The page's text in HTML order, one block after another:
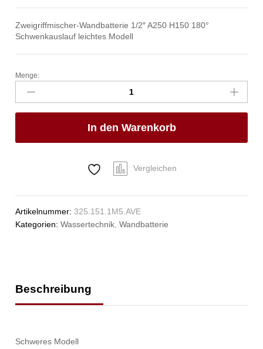
Zweigriffmischer-Wandbatterie 1/2″ A250 H150 180°
Schwenkauslauf leichtes Modell
neon
Wandbatterie
1/2"
Anzahl
Menge:
In den Warenkorb
Vergleichen
Artikelnummer:325.151.1M5.AVE
Kategorien:Wassertechnik,Wandbatterie
Beschreibung
Schweres Modell